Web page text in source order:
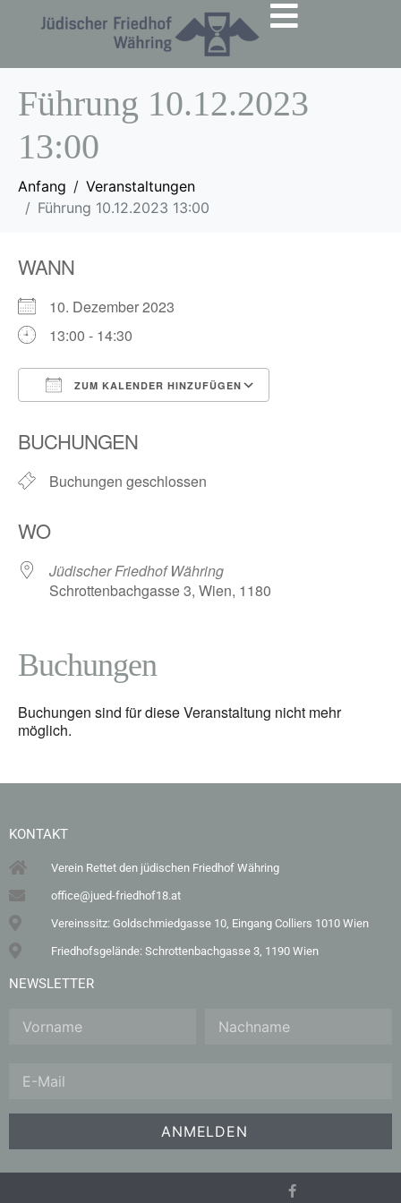
Führung 10.12.2023
13:00
Anfang
Veranstaltungen
Führung 10.12.2023 13:00
WANN
10. Dezember 2023
13:00 - 14:30
ZUM KALENDER HINZUFÜGEN
BUCHUNGEN
Buchungen geschlossen
WO
Jüdischer Friedhof Währing
Schrottenbachgasse 3, Wien, 1180
Buchungen
Buchungen sind für diese Veranstaltung nicht mehr
möglich.
KONTAKT
Verein Rettet den jüdischen Friedhof Währing
office@jued-friedhof18.at
Vereinssitz: Goldschmiedgasse 10, Eingang Colliers 1010 Wien
Friedhofsgelände: Schrottenbachgasse 3, 1190 Wien
NEWSLETTER